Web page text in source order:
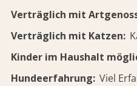
Verträglich mit
Verträglich mit Katzen
Kinder im Haushalt
Hundeerfahrung Viel